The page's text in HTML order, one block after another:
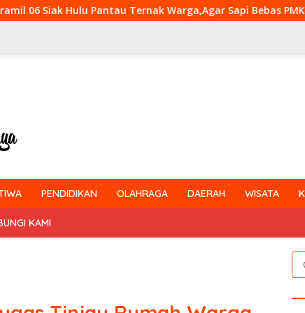
Ternak Warga,Agar Sapi Bebas PMK Kejar Target
PENDIDIKAN OLAHRAGA DAERAH WISATA
KAMI